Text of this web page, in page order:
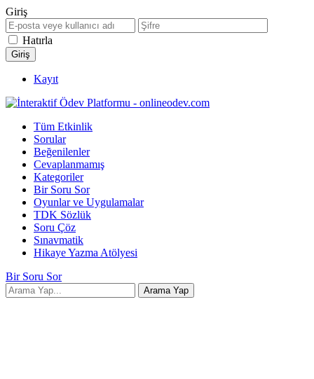
Giriş
Hatırla
Kayıt
Tüm Etkinlik
Sorular
Beğenilenler
Cevaplanmamış
Kategoriler
Bir Soru Sor
Oyunlar ve Uygulamalar
TDK Sözlük
Soru Çöz
Sınavmatik
Hikaye Yazma Atölyesi
Bir Soru Sor